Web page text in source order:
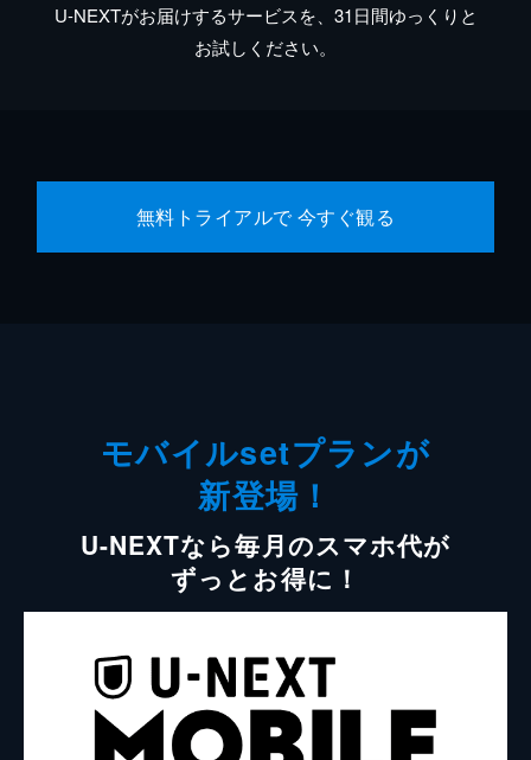
U-NEXTがお届けするサービスを、31日間ゆっくりと
お試しください。
無料トライアルで 今すぐ観る
モバイルsetプランが
新登場！
U-NEXTなら毎月のスマホ代が
ずっとお得に！